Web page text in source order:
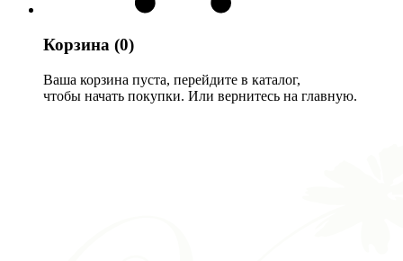
Корзина (0)
Ваша корзина пуста, перейдите в каталог,
чтобы начать покупки. Или вернитесь на главную.